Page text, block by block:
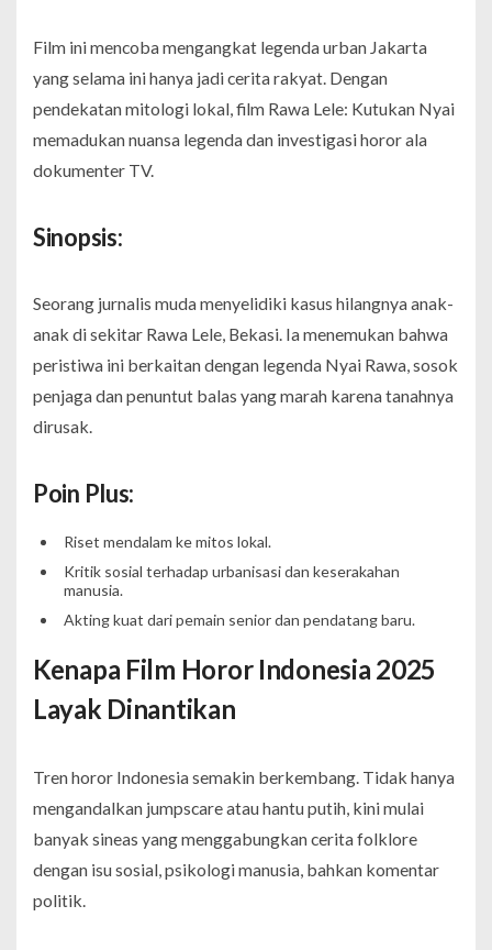
Film ini mencoba mengangkat legenda urban Jakarta
yang selama ini hanya jadi cerita rakyat. Dengan
pendekatan mitologi lokal, film Rawa Lele: Kutukan Nyai
memadukan nuansa legenda dan investigasi horor ala
dokumenter TV.
Sinopsis:
Seorang jurnalis muda menyelidiki kasus hilangnya anak-
anak di sekitar Rawa Lele, Bekasi. Ia menemukan bahwa
peristiwa ini berkaitan dengan legenda Nyai Rawa, sosok
penjaga dan penuntut balas yang marah karena tanahnya
dirusak.
Poin Plus:
Riset mendalam ke mitos lokal.
Kritik sosial terhadap urbanisasi dan keserakahan
manusia.
Akting kuat dari pemain senior dan pendatang baru.
Kenapa Film Horor Indonesia 2025
Layak Dinantikan
Tren horor Indonesia semakin berkembang. Tidak hanya
mengandalkan jumpscare atau hantu putih, kini mulai
banyak sineas yang menggabungkan cerita folklore
dengan isu sosial, psikologi manusia, bahkan komentar
politik.